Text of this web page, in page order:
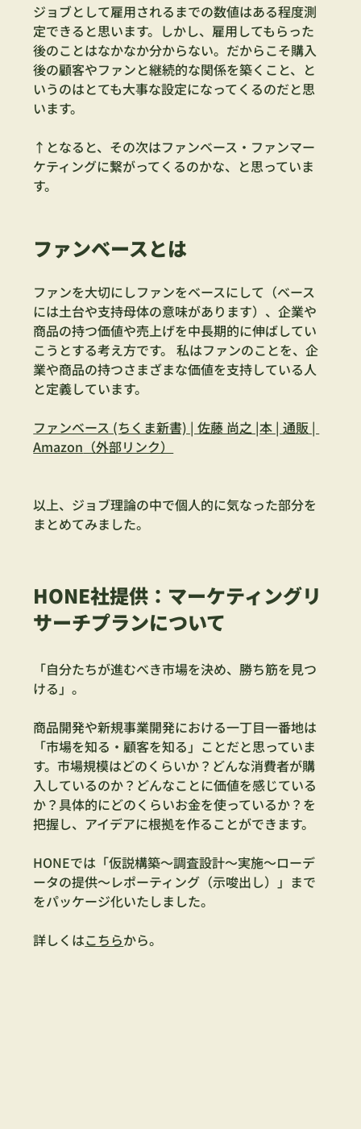
ジョブとして雇用されるまでの数値はある程度測
定できると思います。しかし、雇用してもらった
後のことはなかなか分からない。だからこそ購入
後の顧客やファンと継続的な関係を築くこと、と
いうのはとても大事な設定になってくるのだと思
います。
↑となると、その次はファンベース・ファンマー
ケティングに繋がってくるのかな、と思っていま
す。
ファンベースとは
ファンを大切にしファンをベースにして（ベース
には土台や支持母体の意味があります）、企業や
商品の持つ価値や売上げを中長期的に伸ばしてい
こうとする考え方です。 私はファンのことを、企
業や商品の持つさまざまな価値を支持している人
と定義しています。
ファンベース (ちくま新書) | 佐藤 尚之 |本 | 通販 |
Amazon （外部リンク）
以上、ジョブ理論の中で個人的に気なった部分を
まとめてみました。
HONE社提供：マーケティングリ
サーチプランについて
「自分たちが進むべき市場を決め、勝ち筋を見つ
ける」。
商品開発や新規事業開発における一丁目一番地は
「市場を知る・顧客を知る」ことだと思っていま
す。市場規模はどのくらいか？どんな消費者が購
入しているのか？どんなことに価値を感じている
か？具体的にどのくらいお金を使っているか？を
把握し、アイデアに根拠を作ることができます。
HONEでは「仮説構築〜調査設計〜実施〜ローデ
ータの提供〜レポーティング（示唆出し）」まで
をパッケージ化いたしました。
詳しくはこちらから。